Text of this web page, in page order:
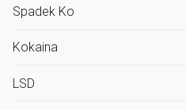
Spadek Ko
Kokaina
LSD